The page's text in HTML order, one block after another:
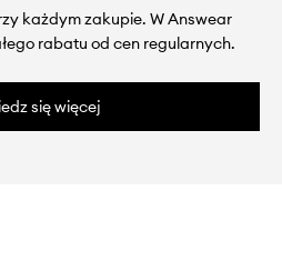
każdym zakupie. W Answear
rabatu od cen regularnych.
się więcej